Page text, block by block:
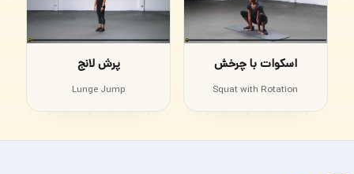
اسکوات با چرخش
Squat with Rotation
پرش لانج
Lunge Jump